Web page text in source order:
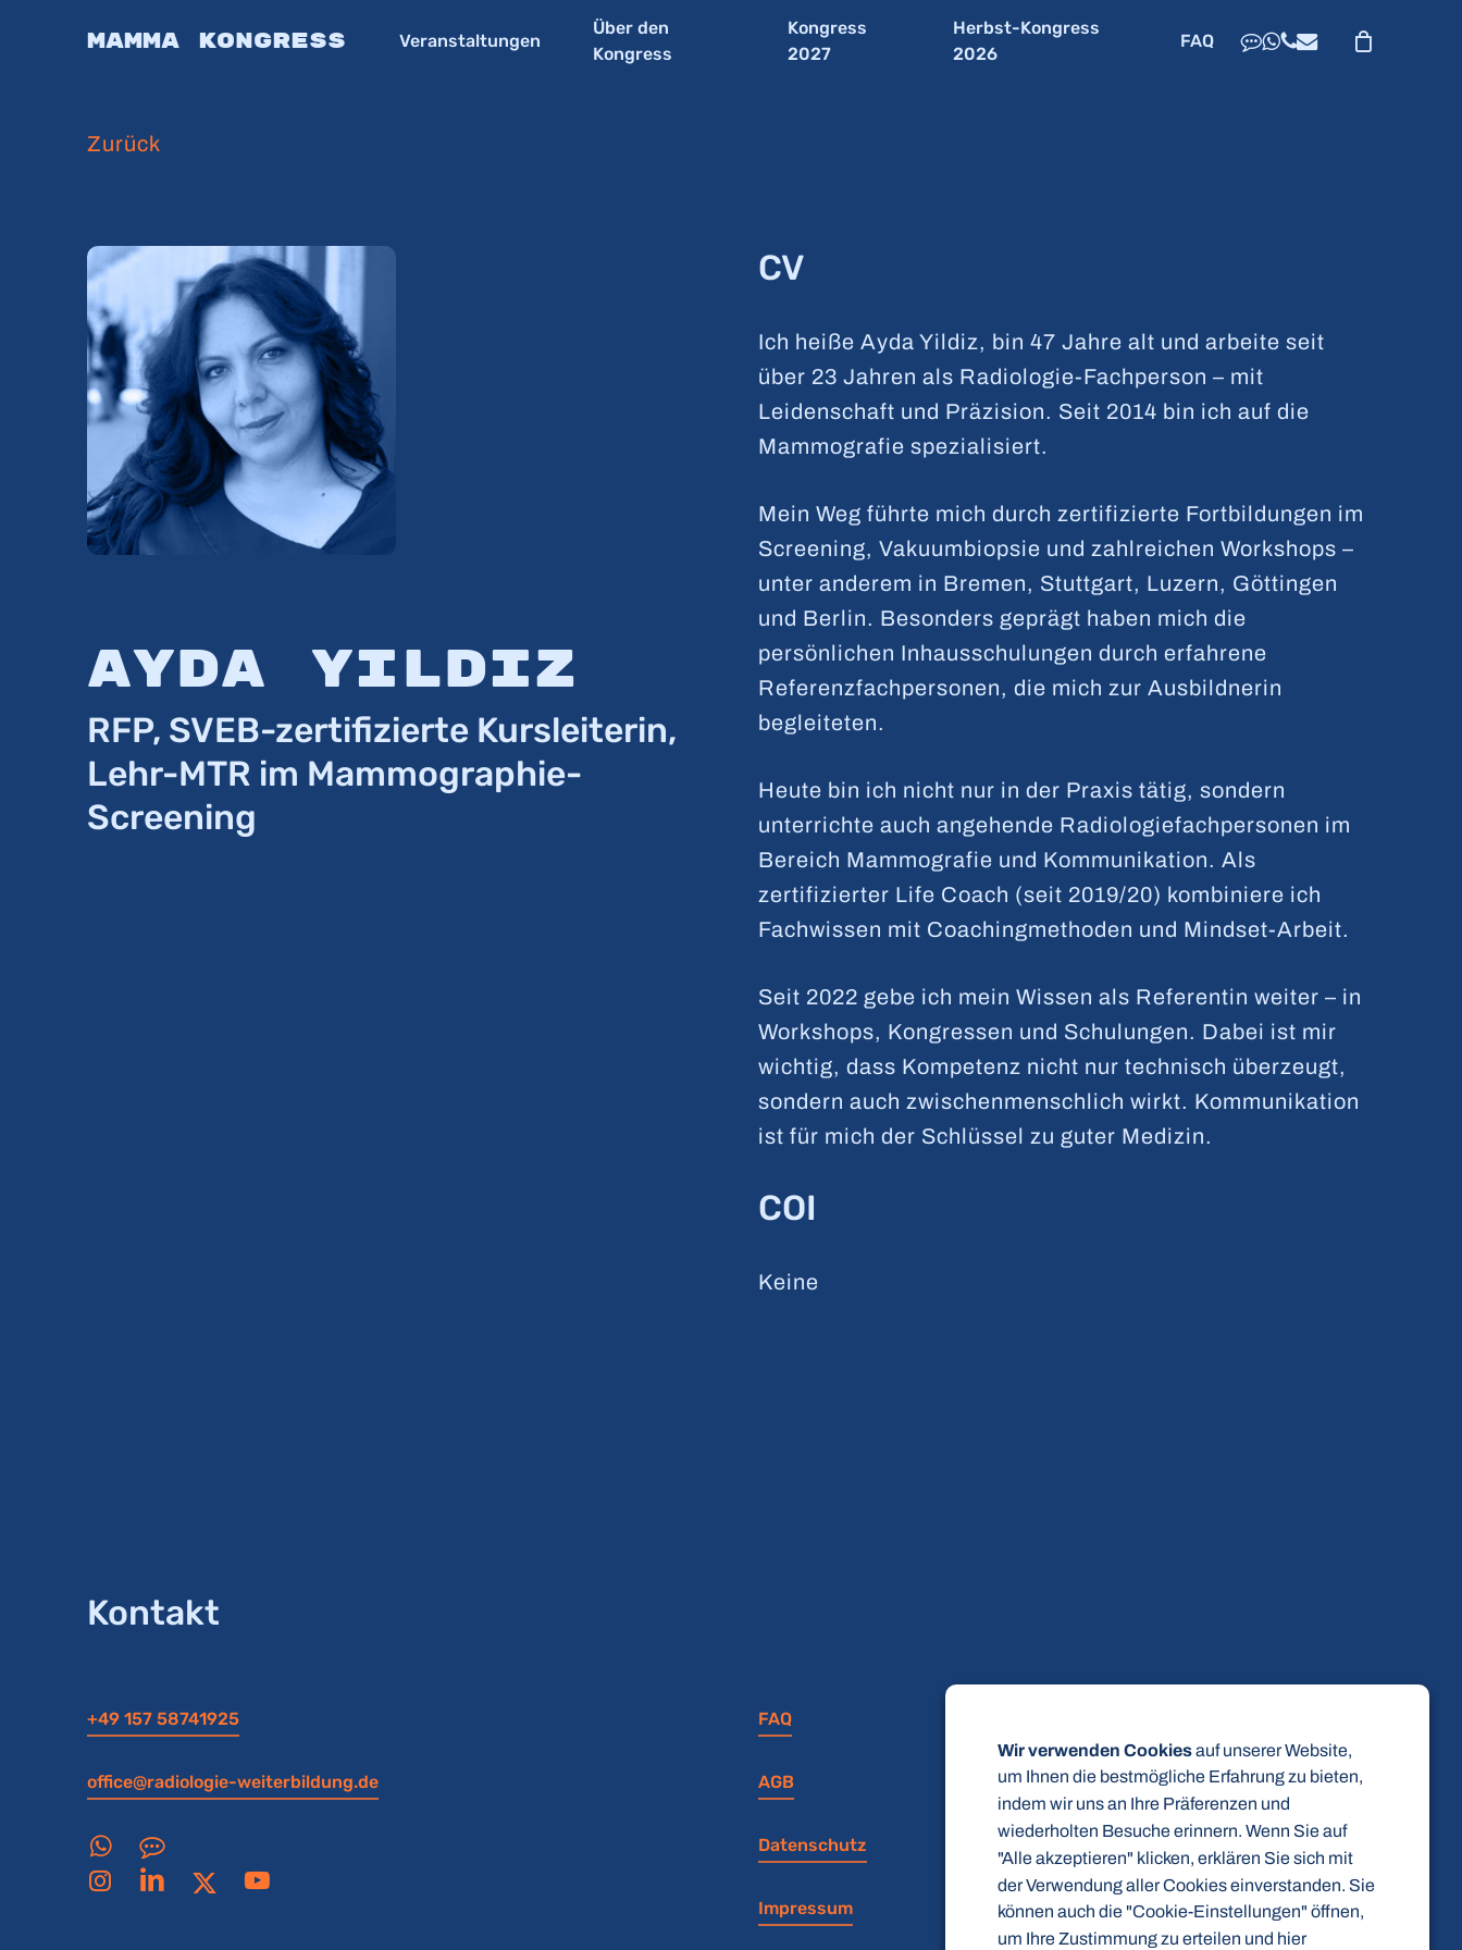
Mamma Kongress Veranstaltungen
Über den
Kongress
Kongress
2027
Herbst-Kongress
2026
FAQ dribbble
whatsapp
phone
email
Zurück
Ayda Yildiz
RFP, SVEB-zertifizierte Kursleiterin,
Lehr-MTR im Mammographie-
Screening
CV
Ich heiße Ayda Yildiz, bin 47 Jahre alt und arbeite seit
über 23 Jahren als Radiologie-Fachperson – mit
Leidenschaft und Präzision. Seit 2014 bin ich auf die
Mammografie spezialisiert.
Mein Weg führte mich durch zertifizierte Fortbildungen im
Screening, Vakuumbiopsie und zahlreichen Workshops –
unter anderem in Bremen, Stuttgart, Luzern, Göttingen
und Berlin. Besonders geprägt haben mich die
persönlichen Inhausschulungen durch erfahrene
Referenzfachpersonen, die mich zur Ausbildnerin
begleiteten.
Heute bin ich nicht nur in der Praxis tätig, sondern
unterrichte auch angehende Radiologiefachpersonen im
Bereich Mammografie und Kommunikation. Als
zertifizierter Life Coach (seit 2019/20) kombiniere ich
Fachwissen mit Coachingmethoden und Mindset-Arbeit.
Seit 2022 gebe ich mein Wissen als Referentin weiter – in
Workshops, Kongressen und Schulungen. Dabei ist mir
wichtig, dass Kompetenz nicht nur technisch überzeugt,
sondern auch zwischenmenschlich wirkt. Kommunikation
ist für mich der Schlüssel zu guter Medizin.
COI
Keine
Kontakt
+49 157 58741925
office@radiologie-weiterbildung.de
FAQ
AGB
Datenschutz
Impressum
Wir verwenden Cookiesauf unserer Website,
um Ihnen die bestmögliche Erfahrung zu bieten,
indem wir uns an Ihre Präferenzen und
wiederholten Besuche erinnern. Wenn Sie auf
"Alle akzeptieren" klicken, erklären Sie sich mit
der Verwendung aller Cookies einverstanden. Sie
können auch die "Cookie-Einstellungen" öffnen,
um Ihre Zustimmung zu erteilen und hier